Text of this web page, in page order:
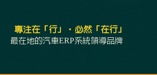
專注在「行」．必然「在行」
最在地的汽車ERP系統領導品牌